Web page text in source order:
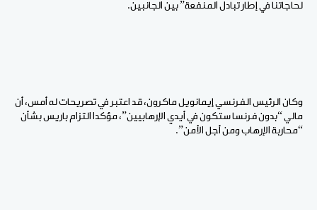
لحاجاتنا في إطار تبادل المنفعة” بين الجانبين.
وكان الرئيس الفرنسي إيمانويل ماكرون، قد اعتبر في تصريحات له أمس، أن
مالي “بدون فرنسا ستكون في أيدي الإرهابيين”، مؤكدا التزام باريس بشأن
“محاربة الإرهاب ومن أجل الأمن”.